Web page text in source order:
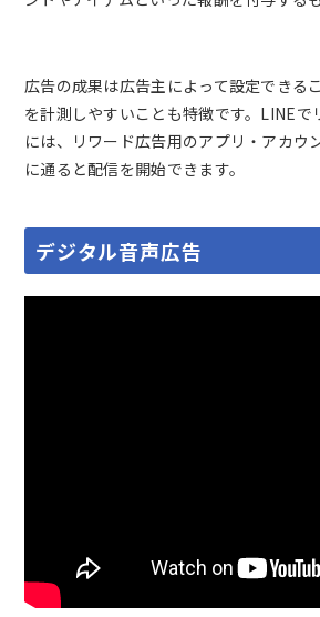
広告の成果は広告主によって設定できる
を計測しやすいことも特徴です。LINEで
には、リワード広告用のアプリ・アカウ
に通ると配信を開始できます。
デジタル音声広告